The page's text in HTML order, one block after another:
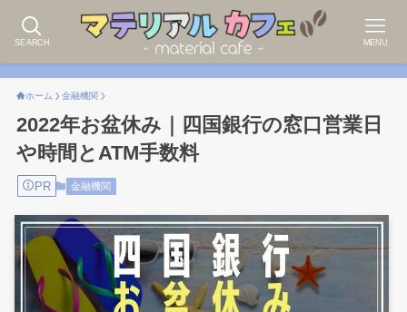
SEARCH MENU
ホーム 金融機関
2022年お盆休み｜四国銀行の窓口営業日
や時間とATM手数料
PR 金融機関